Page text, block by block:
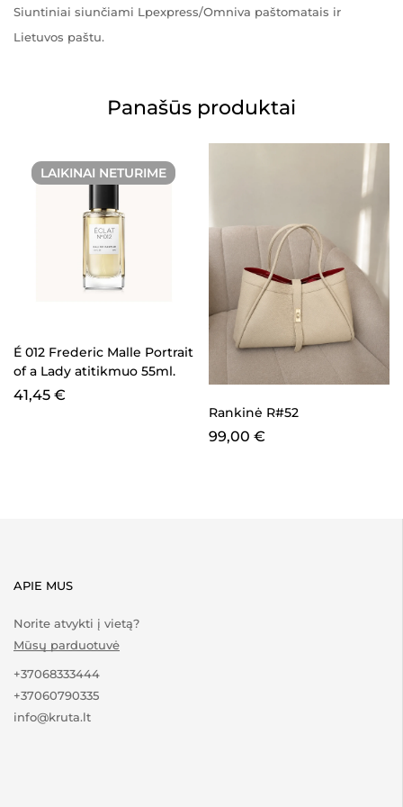
Siuntiniai siunčiami Lpexpress/Omniva paštomatais ir
Lietuvos paštu.
Panašūs produktai
LAIKINAI NETURIME
É 012 Frederic Malle Portrait
of a Lady atitikmuo 55ml.
41,45 €
Rankinė R#52
99,00 €
APIE MUS
Norite atvykti į vietą?
Mūsų parduotuvė
+37068333444
+37060790335
info@kruta.lt